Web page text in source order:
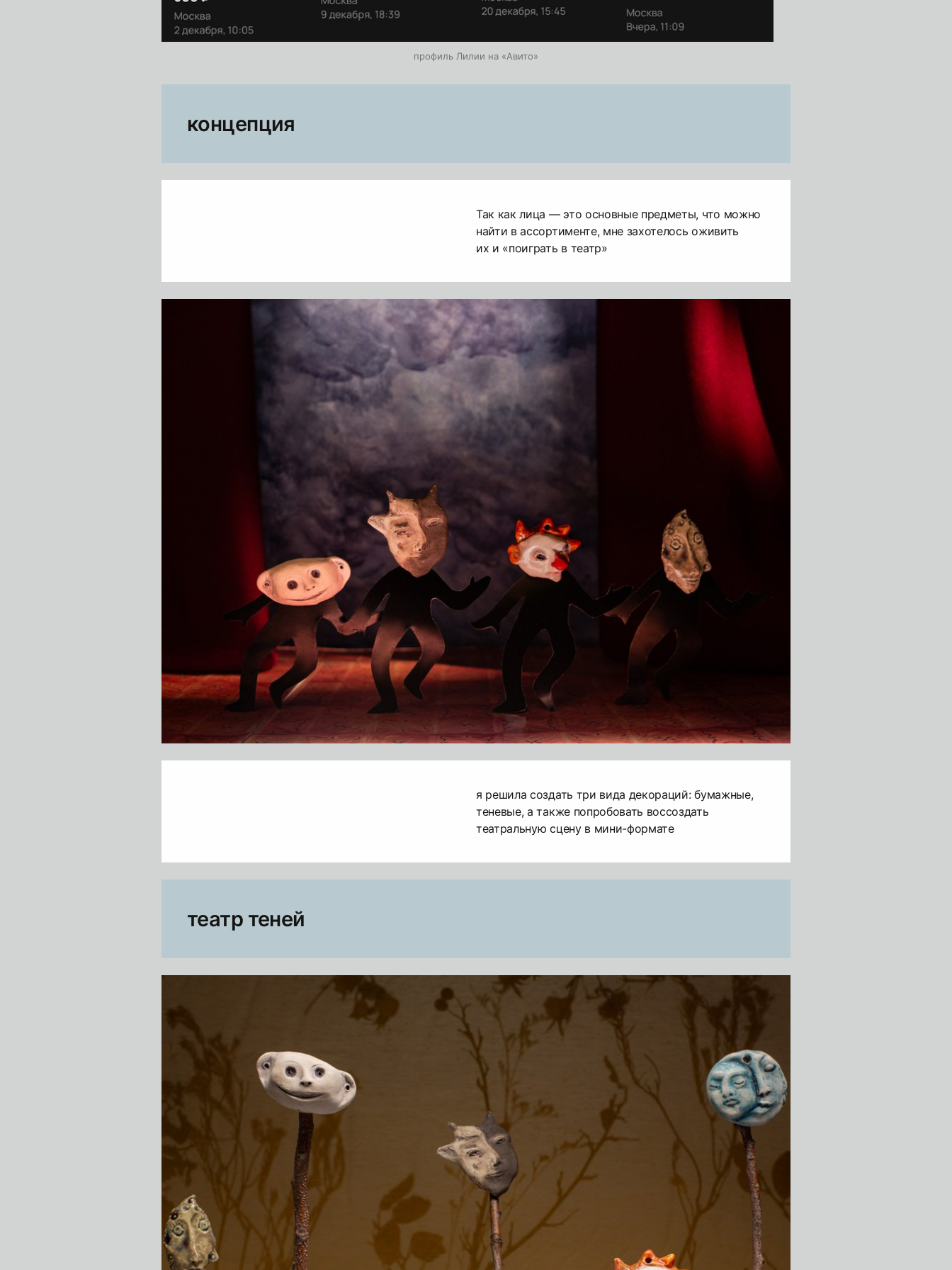
профиль Лилии на «Авито»
концепция
Так как лица — это основные предметы, что можно
найти в ассортименте, мне захотелось оживить
их и «поиграть в театр»
я решила создать три вида декораций: бумажные,
теневые, а также попробовать воссоздать
театральную сцену в мини-формате
театр теней